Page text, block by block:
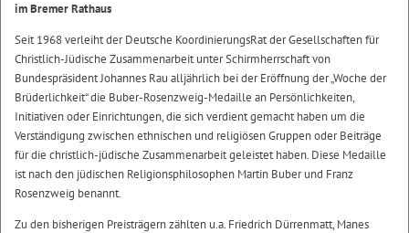
im Bremer Rathaus
Seit 1968 verleiht der Deutsche KoordinierungsRat der Gesellschaften für
Christlich-Jüdische Zusammenarbeit unter Schirmherrschaft von
Bundespräsident Johannes Rau alljährlich bei der Eröffnung der „Woche der
Brüderlichkeit“ die Buber-Rosenzweig-Medaille an Persönlichkeiten,
Initiativen oder Einrichtungen, die sich verdient gemacht haben um die
Verständigung zwischen ethnischen und religiösen Gruppen oder Beiträge
für die christlich-jüdische Zusammenarbeit geleistet haben. Diese Medaille
ist nach den jüdischen Religionsphilosophen Martin Buber und Franz
Rosenzweig benannt.
Zu den bisherigen Preisträgern zählten u.a. Friedrich Dürrenmatt, Manes